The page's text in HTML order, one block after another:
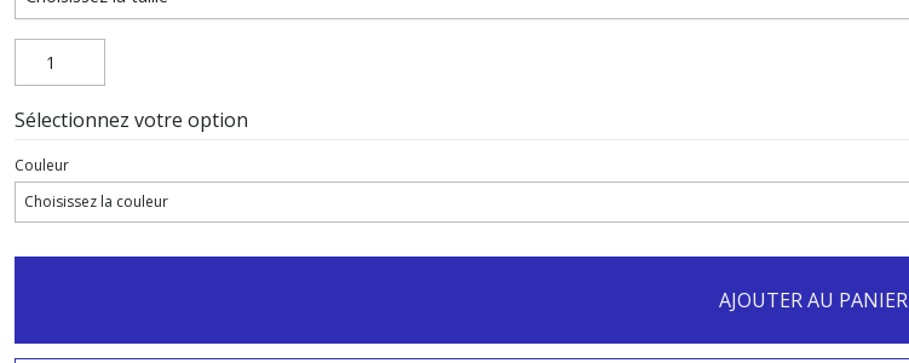
Sélectionnez votre option
Couleur
AJOUTER AU PANIER